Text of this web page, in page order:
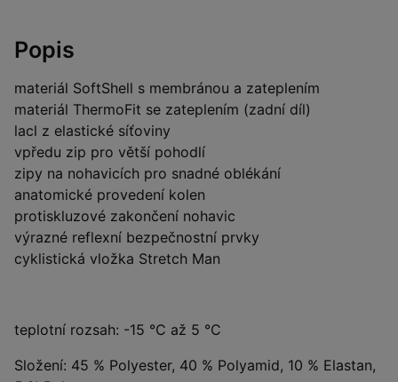
Popis
materiál SoftShell s membránou a zateplením
materiál ThermoFit se zateplením (zadní díl)
lacl z elastické síťoviny
vpředu zip pro větší pohodlí
zipy na nohavicích pro snadné oblékání
anatomické provedení kolen
protiskluzové zakončení nohavic
výrazné reflexní bezpečnostní prvky
cyklistická vložka Stretch Man
teplotní rozsah: -15 °C až 5 °C
Složení: 45 % Polyester, 40 % Polyamid, 10 % Elastan,